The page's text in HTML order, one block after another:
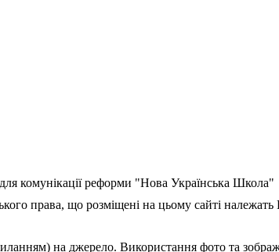
комунікації реформи "Нова Українська Школа"
права, що розміщені на цьому сайті належать
на джерело. Використання фото та